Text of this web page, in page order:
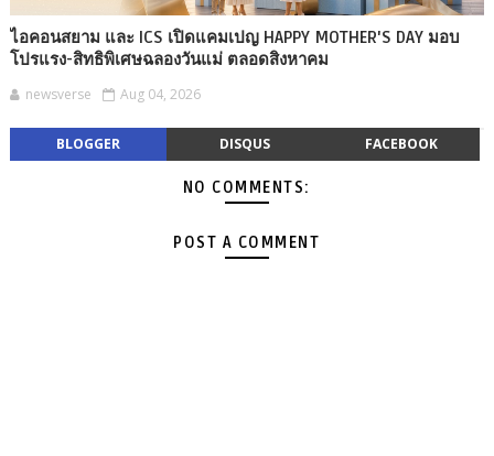
ไอคอนสยาม และ ICS เปิดแคมเปญ HAPPY MOTHER'S DAY มอบ
โปรแรง-สิทธิพิเศษฉลองวันแม่ ตลอดสิงหาคม
newsverse Aug 04, 2026
BLOGGER DISQUS FACEBOOK
NO COMMENTS:
POST A COMMENT